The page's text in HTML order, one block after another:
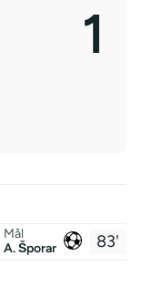
1
83'
Mål
A. Šporar